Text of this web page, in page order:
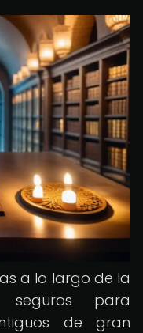
a lo largo de la
seguros para
de gran